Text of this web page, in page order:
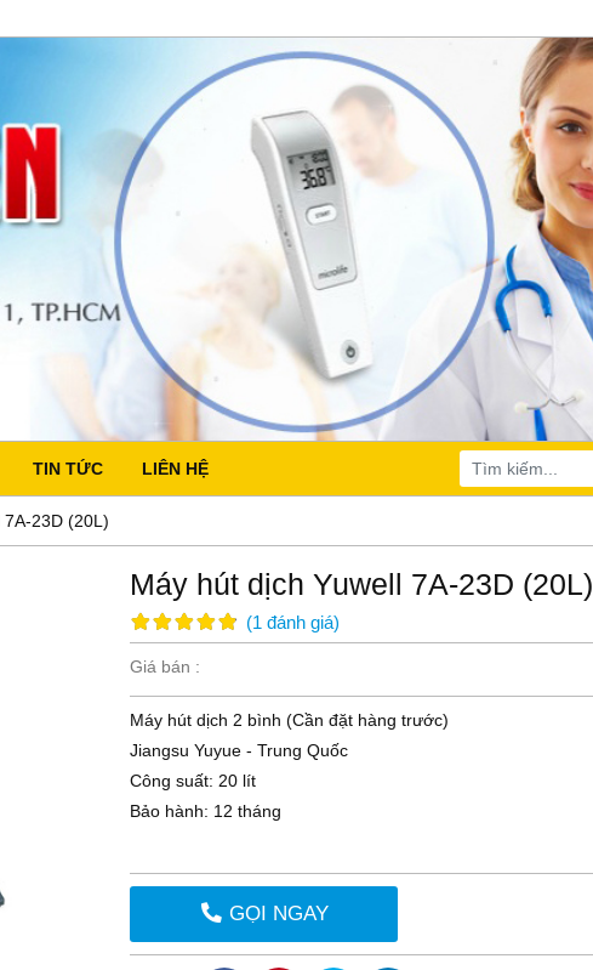
TIN TỨC LIÊN HỆ
7A-23D (20L)
Máy hút dịch Yuwell 7A-23D (20L)
(1đánh giá)
Giá bán :
Máy hút dịch 2 bình (Cần đặt hàng trước)
Jiangsu Yuyue - Trung Quốc
Công suất: 20 lít
Bảo hành: 12 tháng
GỌI NGAY